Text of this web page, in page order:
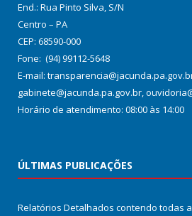
End.: Rua Pinto Silva, S/N
Centro – PA
CEP: 68590-000
Fone: (94) 99112-5648
E-mail:
gabinete@jacunda.pa.gov.br,
Horário de atendimento: 08:00 às 14:00
ÚLTIMAS PUBLICAÇÕES
Relatórios Detalhados contendo todas